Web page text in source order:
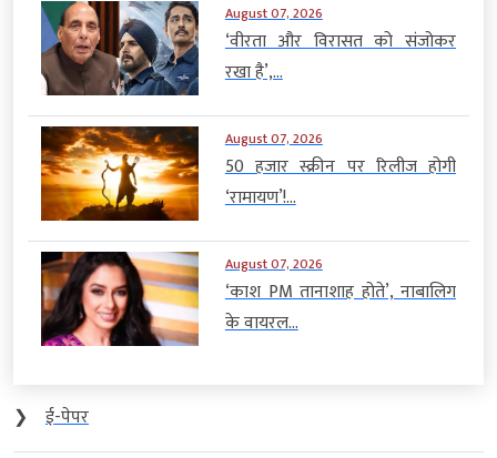
August 07, 2026
‘वीरता और विरासत को संजोकर
रखा है’,...
August 07, 2026
50 हजार स्क्रीन पर रिलीज होगी
‘रामायण’!...
August 07, 2026
‘काश PM तानाशाह होते’, नाबालिग
के वायरल...
❯
ई-पेपर